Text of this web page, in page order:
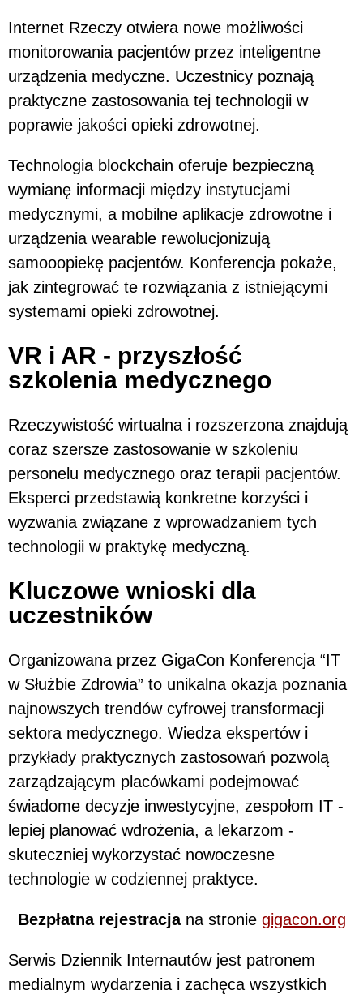
Internet Rzeczy otwiera nowe możliwości
monitorowania pacjentów przez inteligentne
urządzenia medyczne. Uczestnicy poznają
praktyczne zastosowania tej technologii w
poprawie jakości opieki zdrowotnej.
Technologia blockchain oferuje bezpieczną
wymianę informacji między instytucjami
medycznymi, a mobilne aplikacje zdrowotne i
urządzenia wearable rewolucjonizują
samooopiekę pacjentów. Konferencja pokaże,
jak zintegrować te rozwiązania z istniejącymi
systemami opieki zdrowotnej.
VR i AR - przyszłość
szkolenia medycznego
Rzeczywistość wirtualna i rozszerzona znajdują
coraz szersze zastosowanie w szkoleniu
personelu medycznego oraz terapii pacjentów.
Eksperci przedstawią konkretne korzyści i
wyzwania związane z wprowadzaniem tych
technologii w praktykę medyczną.
Kluczowe wnioski dla
uczestników
Organizowana przez GigaCon Konferencja “IT
w Służbie Zdrowia” to unikalna okazja poznania
najnowszych trendów cyfrowej transformacji
sektora medycznego. Wiedza ekspertów i
przykłady praktycznych zastosowań pozwolą
zarządzającym placówkami podejmować
świadome decyzje inwestycyjne, zespołom IT -
lepiej planować wdrożenia, a lekarzom -
skuteczniej wykorzystać nowoczesne
technologie w codziennej praktyce.
Bezpłatna rejestracja na stronie gigacon.org
Serwis Dziennik Internautów jest patronem
medialnym wydarzenia i zachęca wszystkich